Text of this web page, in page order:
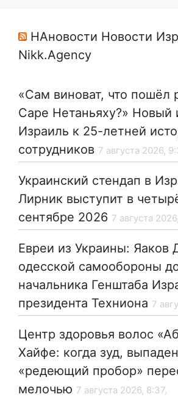
НАновости Новости
Nikk.Agency
«Сам виноват, что пошёл
Саре Нетаньяху?» Новый
Израиль к 25-летней
сотрудников 7 августа 2026,
Украинский стендап в
Лирник выступит в
сентябре 2026 7 августа
Евреи из Украины: Яаков
одесской самообороны
начальника Генштаба
президента Техниона 7
Центр здоровья волос
Хайфе: когда зуд,
«редеющий пробор»
мелочью 7 августа 2026, 8:37,